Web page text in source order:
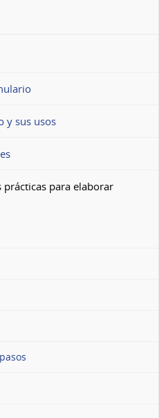
y sus usos
prácticas para elaborar